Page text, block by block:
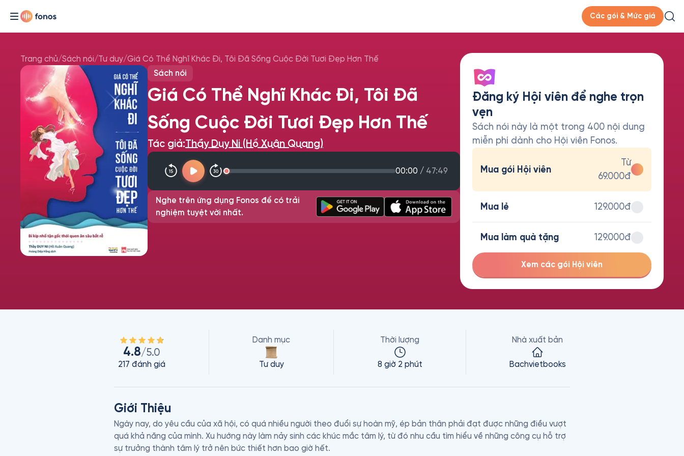
Các gói & Mức giá
Trang chủ/Sách nói/Tư duy/Giá Có Thể Nghĩ Khác Đi, Tôi Đã Sống Cuộc Đời Tươi Đẹp Hơn Thế
Sách nói
Giá Có Thể Nghĩ Khác Đi, Tôi Đã
Sống Cuộc Đời Tươi Đẹp Hơn Thế
Tác giả:Thầy Duy Ni (Hồ Xuân Quang)
00:00 / 47:49
Nghe trên ứng dụng Fonos để có trải
nghiệm tuyệt vời nhất.
Đăng ký Hội viên để nghe trọn
vẹn
Sách nói này là một trong 400 nội dung
miễn phí dành cho Hội viên Fonos.
Mua gói Hội viên
Từ
69.000đ
Mua lẻ 129.000đ
Mua làm quà tặng 129.000đ
Xem các gói Hội viên
4.8/5.0
217 đánh giá
Danh mục
Tư duy
Thời lượng
8 giờ 2 phút
Nhà xuất bản
Bachvietbooks
Giới Thiệu
Ngày nay, do yêu cầu của xã hội, có quá nhiều người theo đuổi sự hoàn mỹ, ép bản thân phải đạt được những điều vượt
quá khả năng của mình. Xu hướng này làm nảy sinh các khúc mắc tâm lý, từ đó nhu cầu tìm hiểu về những công cụ hỗ trợ
sự trưởng thành tâm lý trở nên bức thiết hơn bao giờ hết.